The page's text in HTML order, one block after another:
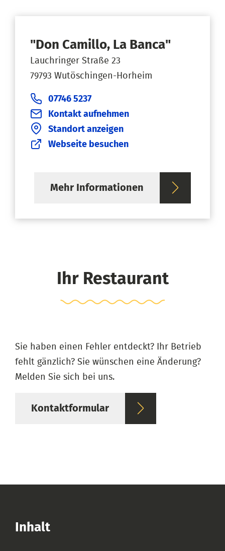
"Don Camillo, La Banca"
Lauchringer Straße 23
79793 Wutöschingen-Horheim
07746 5237
Kontakt aufnehmen
Standort anzeigen
Webseite besuchen
Mehr Informationen
Ihr Restaurant
Sie haben einen Fehler entdeckt? Ihr Betrieb
fehlt gänzlich? Sie wünschen eine Änderung?
Melden Sie sich bei uns.
Kontaktformular
Inhalt